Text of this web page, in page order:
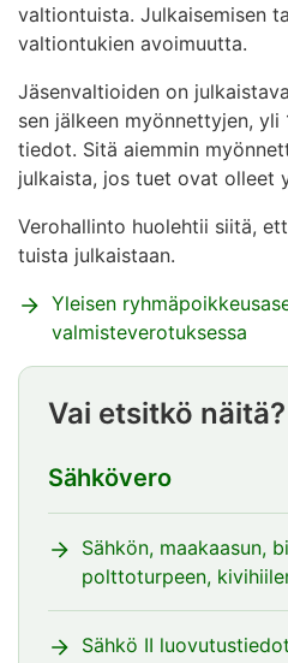
valtiontuista. Julkaisemisen
valtiontukien avoimuutta.
Jäsenvaltioiden on
sen jälkeen myönnettyjen,
tiedot. Sitä aiemmin
julkaista, jos tuet ovat olleet
Verohallinto huolehtii siitä,
tuista julkaistaan.
Yleisen
valmisteverotuksessa
Vai etsitkö näitä?
Sähkövero
Sähkön, maakaasun,
polttoturpeen,
Sähkö II